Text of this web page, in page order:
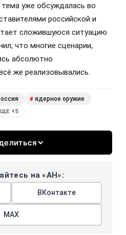
уже обсуждалась во
российской и
сложившуюся ситуацию
что многие сценарии,
абсолютно
же реализовывались.
# ядерное оружие
+5
на «АН»:
ВКонтакте
МАХ